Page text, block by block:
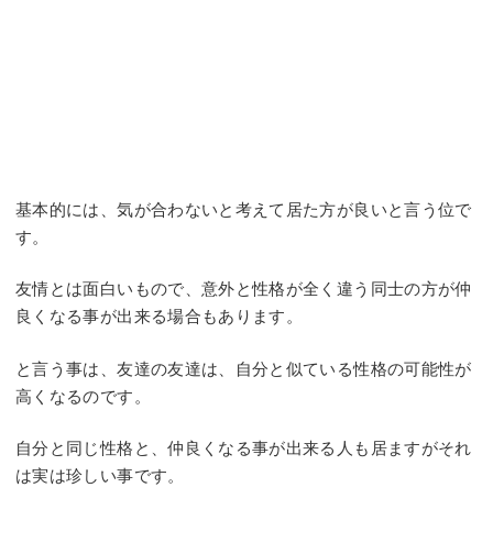
基本的には、気が合わないと考えて居た方が良いと言う位で
す。
友情とは面白いもので、意外と性格が全く違う同士の方が仲
良くなる事が出来る場合もあります。
と言う事は、友達の友達は、自分と似ている性格の可能性が
高くなるのです。
自分と同じ性格と、仲良くなる事が出来る人も居ますがそれ
は実は珍しい事です。